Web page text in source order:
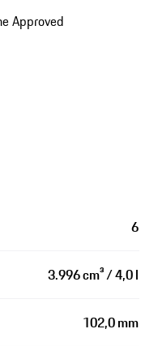
Approved
6
3.996 cm³ / 4,0 l
102,0 mm